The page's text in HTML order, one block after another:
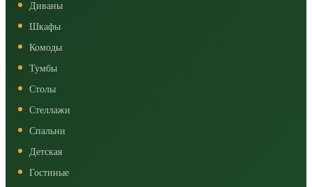
Диваны
Шкафы
Комоды
Тумбы
Столы
Стеллажи
Спальни
Детская
Гостиные